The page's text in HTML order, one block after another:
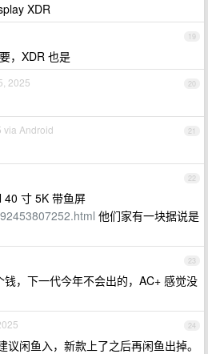
XDR
19
，XDR 也是
20
2025
21
via Android
22
40 寸 5K 带鱼屏
他们家有一块据说是
23
，下一代今年不会出的，AC+ 感觉没
24
闲鱼入，新款上了之后再闲鱼出掉。